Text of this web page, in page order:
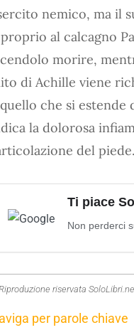
nemico, ma il
al calcagno
morire,
di Achille viene
che si estende
la dolorosa
del piede.
Ti piace
Non perderci
riservata
per parole chiave